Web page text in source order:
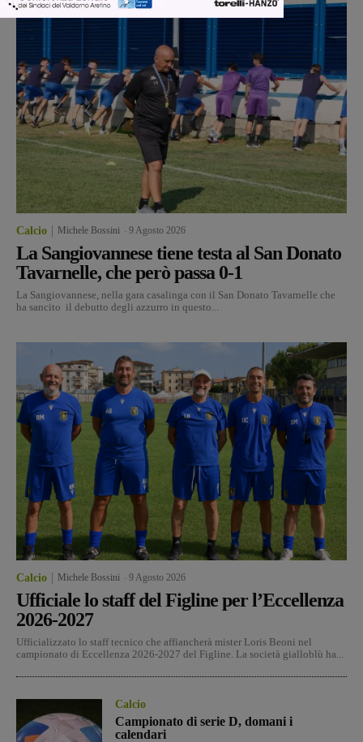
Calcio Michele Bossini 9 Agosto 2026
La Sangiovannese tiene testa al San Donato
Tavarnelle, che però passa 0-1
La Sangiovannese, nella gara casalinga con il San Donato Tavarnelle che
ha sancito il debutto degli azzurro in questo...
Calcio Michele Bossini 9 Agosto 2026
Ufficiale lo staff del Figline per l’Eccellenza
2026-2027
Ufficializzato lo staff tecnico che affiancherà mister Loris Beoni nel
campionato di Eccellenza 2026-2027 del Figline. La società gialloblù ha...
Calcio
Campionato di serie D, domani i
calendari